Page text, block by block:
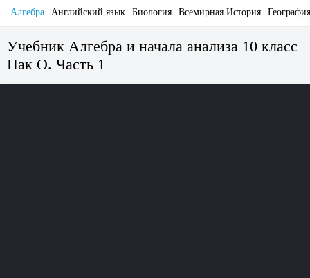
Алгебра Английский язык Биология Всемирная История География
Учебник Алгебра и начала анализа 10 класс
Пак О. Часть 1